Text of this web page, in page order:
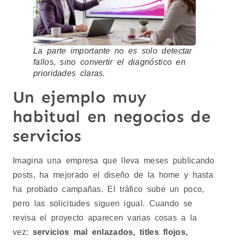
La parte importante no es solo detectar
fallos, sino convertir el diagnóstico en
prioridades claras.
Un ejemplo muy
habitual en negocios de
servicios
Imagina una empresa que lleva meses publicando
posts, ha mejorado el diseño de la home y hasta
ha probado campañas. El tráfico sube un poco,
pero las solicitudes siguen igual. Cuando se
revisa el proyecto aparecen varias cosas a la
vez: servicios mal enlazados, titles flojos,